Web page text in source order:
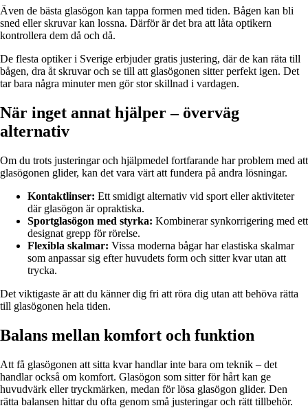
Även de bästa glasögon kan tappa formen med tiden. Bågen kan bli
sned eller skruvar kan lossna. Därför är det bra att låta optikern
kontrollera dem då och då.
De flesta optiker i Sverige erbjuder gratis justering, där de kan räta till
bågen, dra åt skruvar och se till att glasögonen sitter perfekt igen. Det
tar bara några minuter men gör stor skillnad i vardagen.
När inget annat hjälper – överväg
alternativ
Om du trots justeringar och hjälpmedel fortfarande har problem med att
glasögonen glider, kan det vara värt att fundera på andra lösningar.
Kontaktlinser: Ett smidigt alternativ vid sport eller aktiviteter
där glasögon är opraktiska.
Sportglasögon med styrka: Kombinerar synkorrigering med ett
designat grepp för rörelse.
Flexibla skalmar: Vissa moderna bågar har elastiska skalmar
som anpassar sig efter huvudets form och sitter kvar utan att
trycka.
Det viktigaste är att du känner dig fri att röra dig utan att behöva rätta
till glasögonen hela tiden.
Balans mellan komfort och funktion
Att få glasögonen att sitta kvar handlar inte bara om teknik – det
handlar också om komfort. Glasögon som sitter för hårt kan ge
huvudvärk eller tryckmärken, medan för lösa glasögon glider. Den
rätta balansen hittar du ofta genom små justeringar och rätt tillbehör.